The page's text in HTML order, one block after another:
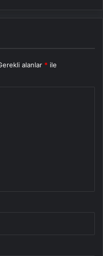
alanlar * ile